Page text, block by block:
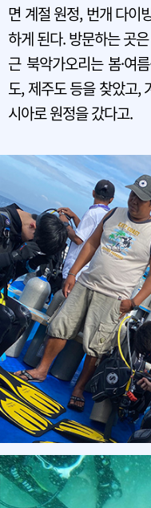
면 계절 원정, 번개 다이
하게 된다. 방문하는 곳
근 북악가오리는 봄·여
도, 제주도 등을 찾았고,
시아로 원정을 갔다고.